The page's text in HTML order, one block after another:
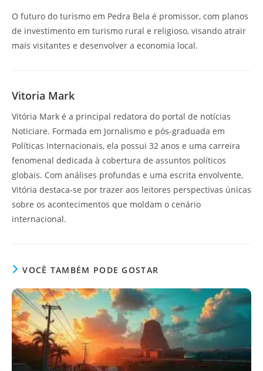
O futuro do turismo em Pedra Bela é promissor, com planos
de investimento em turismo rural e religioso, visando atrair
mais visitantes e desenvolver a economia local.
Vitoria Mark
Vitória Mark é a principal redatora do portal de notícias
Noticiare. Formada em Jornalismo e pós-graduada em
Políticas Internacionais, ela possui 32 anos e uma carreira
fenomenal dedicada à cobertura de assuntos políticos
globais. Com análises profundas e uma escrita envolvente,
Vitória destaca-se por trazer aos leitores perspectivas únicas
sobre os acontecimentos que moldam o cenário
internacional.
VOCÊ TAMBÉM PODE GOSTAR